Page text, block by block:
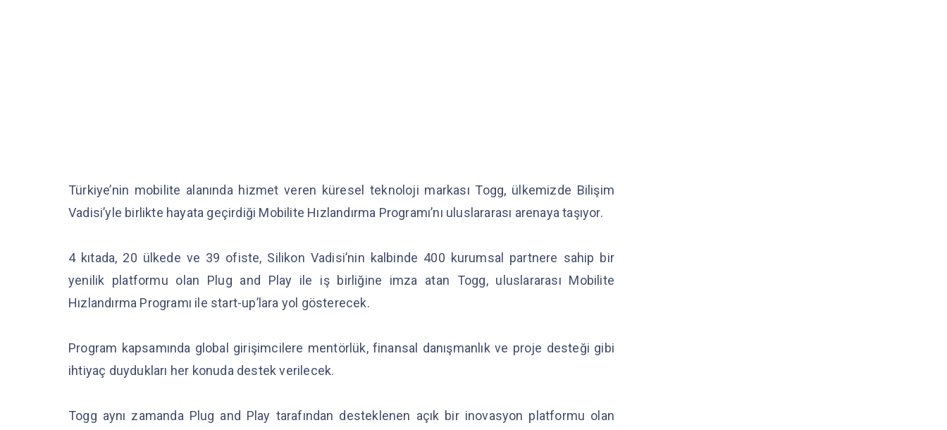
Türkiye’nin mobilite alanında hizmet veren küresel teknoloji markası Togg, ülkemizde Bilişim
Vadisi’yle birlikte hayata geçirdiği Mobilite Hızlandırma Programı’nı uluslararası arenaya taşıyor.
4 kıtada, 20 ülkede ve 39 ofiste, Silikon Vadisi’nin kalbinde 400 kurumsal partnere sahip bir
yenilik platformu olan Plug and Play ile iş birliğine imza atan Togg, uluslararası Mobilite
Hızlandırma Programı ile start-up’lara yol gösterecek.
Program kapsamında global girişimcilere mentörlük, finansal danışmanlık ve proje desteği gibi
ihtiyaç duydukları her konuda destek verilecek.
Togg aynı zamanda Plug and Play tarafından desteklenen açık bir inovasyon platformu olan